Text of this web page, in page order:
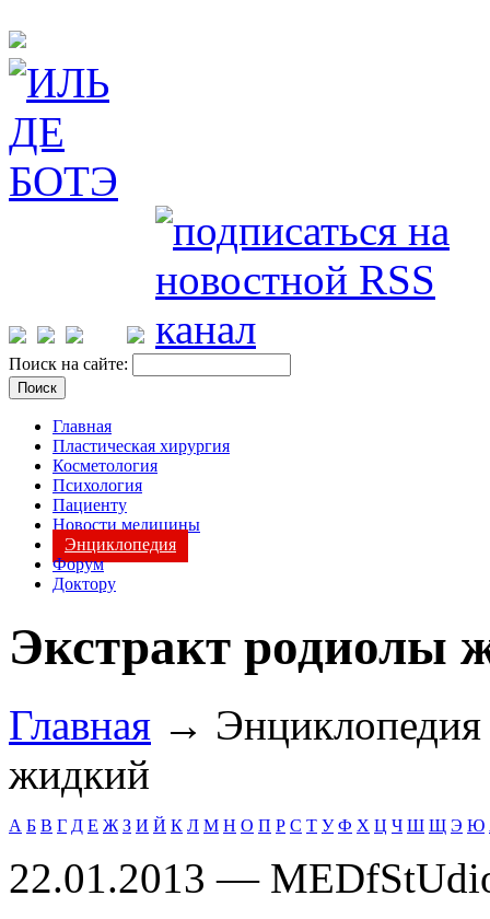
Поиск на сайте:
Главная
Пластическая хирургия
Косметология
Психология
Пациенту
Новости медицины
Энциклопедия
Форум
Доктору
Экстракт родиолы
Главная →
жидкий
А Б В Г Д Е Ж З И Й К Л М Н О П Р С Т У Ф Х Ц Ч Ш Щ Э Ю
22.01.2013 —